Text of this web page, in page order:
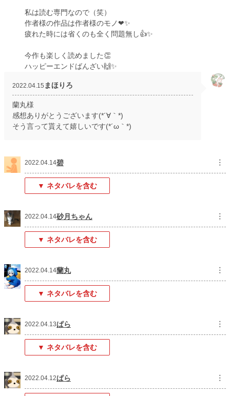
週間ポイント 119 pt (31,380 位)
月間ポイント 434 pt (37,113 位)
年間ポイント 19,807 pt (20,305 位)
累計ポイント 254,233 pt (17,108 位)
私は読む専門なので（笑）
作者様の作品は作者様のモノ❤✨
疲れた時には省くのも全く問題無し👍✨
今作も楽しく読めました👏
ハッピーエンドばんざい🙌✨
2022.04.15 まほりろ
蘭丸様
感想ありがとうございます(*´∀｀*)
そう言って貰えて嬉しいです(*´ω｀*)
2022.04.14碧 ︙
▼ ネタバレを含む
2022.04.14砂月ちゃん ︙
▼ ネタバレを含む
2022.04.14蘭丸 ︙
▼ ネタバレを含む
2022.04.13ぱら ︙
▼ ネタバレを含む
2022.04.12ぱら ︙